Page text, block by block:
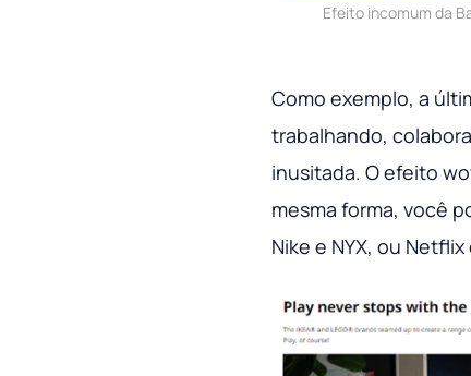
Efeito incomum da
Como exemplo, a
trabalhando,
inusitada. O efeito
mesma forma, você
Nike e NYX, ou Netflix